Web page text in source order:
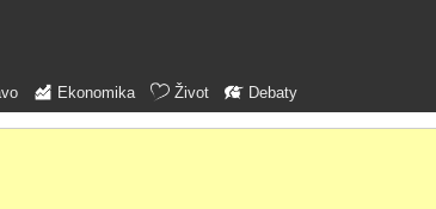
Ekonomika Život Debaty